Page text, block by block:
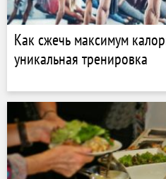
Как сжечь максимум
уникальная тренировка